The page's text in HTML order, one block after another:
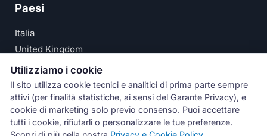
Paesi
Italia
United Kingdom
Deutschland
España
© Numeri Primi Srl — P.IVA IT11621120960 ·Privacy e
Cookie Policy
Utilizziamo i cookie
Il sito utilizza cookie tecnici e analitici di prima parte sempre
attivi (per finalità statistiche, ai sensi del Garante Privacy), e
cookie di marketing solo previo consenso. Puoi accettare
tutti i cookie, rifiutarli o personalizzare le tue preferenze.